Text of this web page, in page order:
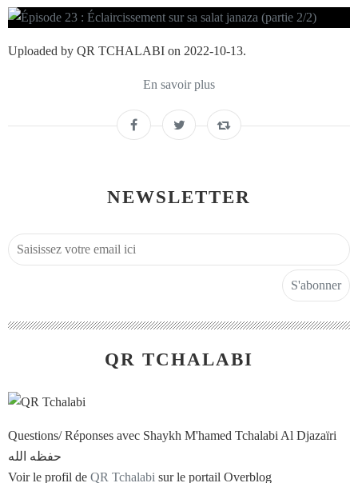
Uploaded by QR TCHALABI on 2022-10-13.
En savoir plus
NEWSLETTER
QR TCHALABI
Questions/ Réponses avec Shaykh M'hamed Tchalabi Al Djazaïri
حفظه الله
Voir le profil de QR Tchalabi sur le portail Overblog